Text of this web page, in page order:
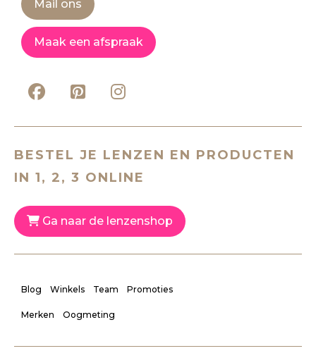
Mail ons
Maak een afspraak
BESTEL JE LENZEN EN PRODUCTEN
IN 1, 2, 3 ONLINE
Ga naar de lenzenshop
Blog Winkels Team Promoties
Merken Oogmeting